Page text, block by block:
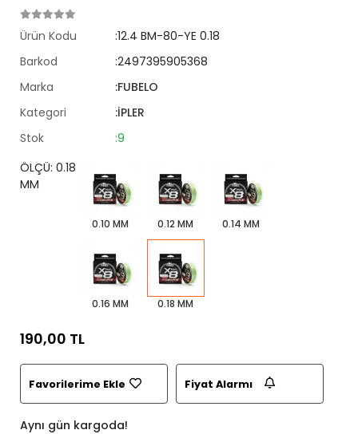
Ürün Kodu
:12.4 BM-80-YE 0.18
Barkod
:2497395905368
Marka
:FUBELO
Kategori
:İPLER
Stok
:9
ÖLÇÜ: 0.18
MM
0.10 MM 0.12 MM 0.14 MM
0.16 MM 0.18 MM
190,00 TL
Favorilerime Ekle Fiyat Alarmı
Aynı gün kargoda!